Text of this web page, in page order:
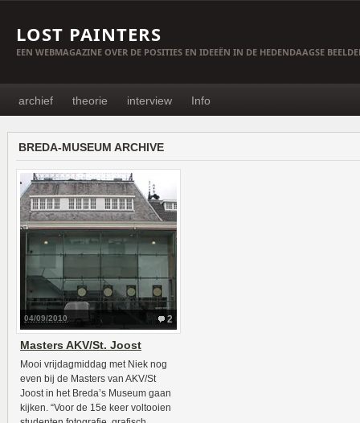
LOST PAINTERS
EEN WEBMAGAZINE OVER DE POSITIES EN IDEEËN IN DE HEDENDAAGSE
archief theorie interview Info
BREDA-MUSEUM ARCHIVE
2
04/09/2010
Masters AKV/St. Joost
Mooi vrijdagmiddag met Niek nog
even bij de Masters van AKV/St
Joost in het Breda’s Museum gaan
kijken. “Voor de 15e keer voltooien